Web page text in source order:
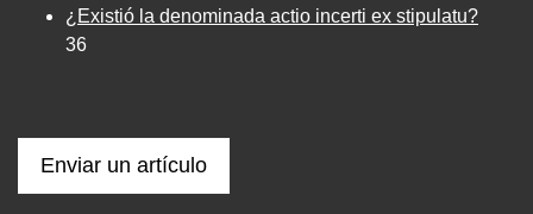
¿Existió la denominada actio incerti ex stipulatu?
36
Enviar un artículo